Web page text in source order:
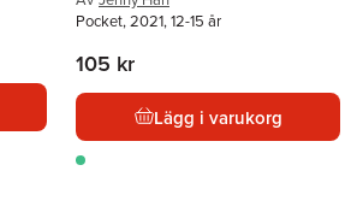
Pocket, 2021, 12-15 år
105 kr
Lägg i varukorg